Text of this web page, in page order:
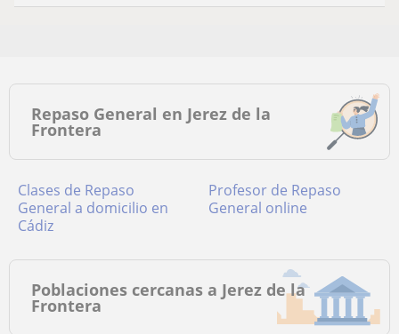
Repaso General en Jerez de la
Frontera
Clases de Repaso
General a domicilio en
Cádiz
Profesor de Repaso
General online
Poblaciones cercanas a Jerez de la
Frontera